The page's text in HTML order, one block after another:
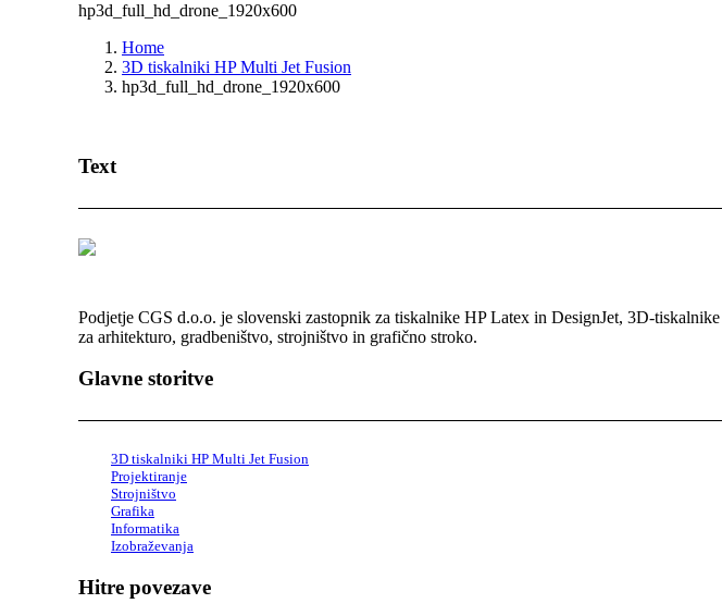
hp3d_full_hd_drone_1920x600
Home
3D tiskalniki HP Multi Jet Fusion
hp3d_full_hd_drone_1920x600
Text
Podjetje CGS d.o.o. je slovenski zastopnik za tiskalnike HP Latex in DesignJet, 3D-
za arhitekturo, gradbeništvo, strojništvo in grafično stroko.
Glavne storitve
3D tiskalniki HP Multi Jet Fusion
Projektiranje
Strojništvo
Grafika
Informatika
Izobraževanja
Hitre povezave